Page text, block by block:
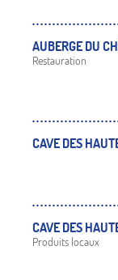
AUBERGE DU
Restauration
CAVE DES
CAVE DES
Produits locaux